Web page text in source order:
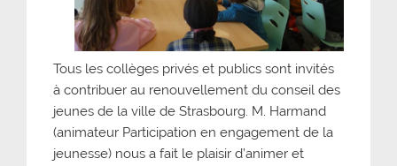
Tous les collèges privés et publics sont invités
à contribuer au renouvellement du conseil des
jeunes de la ville de Strasbourg. M. Harmand
(animateur Participation en engagement de la
jeunesse) nous a fait le plaisir d’animer et